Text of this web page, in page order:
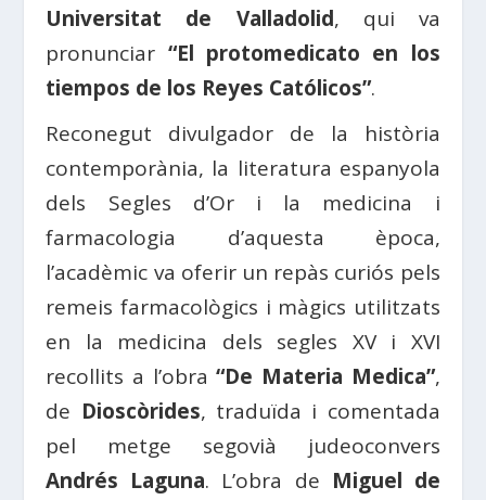
Universitat de Valladolid, qui va
pronunciar “El protomedicato en los
tiempos de los Reyes Católicos”.
Reconegut divulgador de la història
contemporània, la literatura espanyola
dels Segles d’Or i la medicina i
farmacologia d’aquesta època,
l’acadèmic va oferir un repàs curiós pels
remeis farmacològics i màgics utilitzats
en la medicina dels segles XV i XVI
recollits a l’obra“De Materia Medica”,
de Dioscòrides, traduïda i comentada
pel metge segovià judeoconvers
Andrés Laguna. L’obra de Miguel de